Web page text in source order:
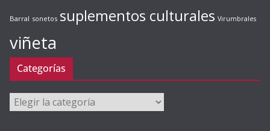
Barral sonetos suplementos culturales Virumbrales
viñeta
Categorías
Categorías